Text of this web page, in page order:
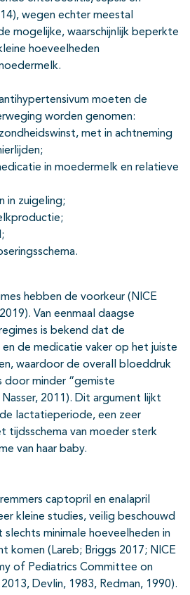
wegen echter meestal
mogelijke, waarschijnlijk beperkte
hoeveelheden
moeten de
worden genomen:
met in achtneming
in moedermelk en relatieve
in zuigeling;
hebben de voorkeur (NICE
Van eenmaal daagse
is bekend dat de
de medicatie vaker op het juiste
waardoor de overall bloeddruk
door minder “gemiste
2011). Dit argument lijkt
lactatieperiode, een zeer
tijdsschema van moeder sterk
van haar baby.
captopril en enalapril
kleine studies, veilig beschouwd
minimale hoeveelheden in
komen (Lareb; Briggs 2017; NICE
of Pediatrics Committee on
Devlin, 1983, Redman, 1990).